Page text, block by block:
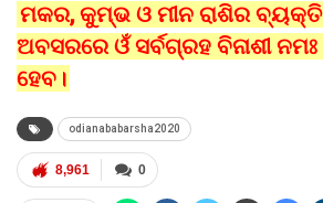
ମକର, କୁମ୍ଭ ଓ ମୀନ ରାଶିର ବ୍ୟକ୍ତି
ଅବସରରେ ଓଁ ସର୍ବଗ୍ରହ ବିନାଶୀ
ହେବ।
odianababarsha2020
0
8,961